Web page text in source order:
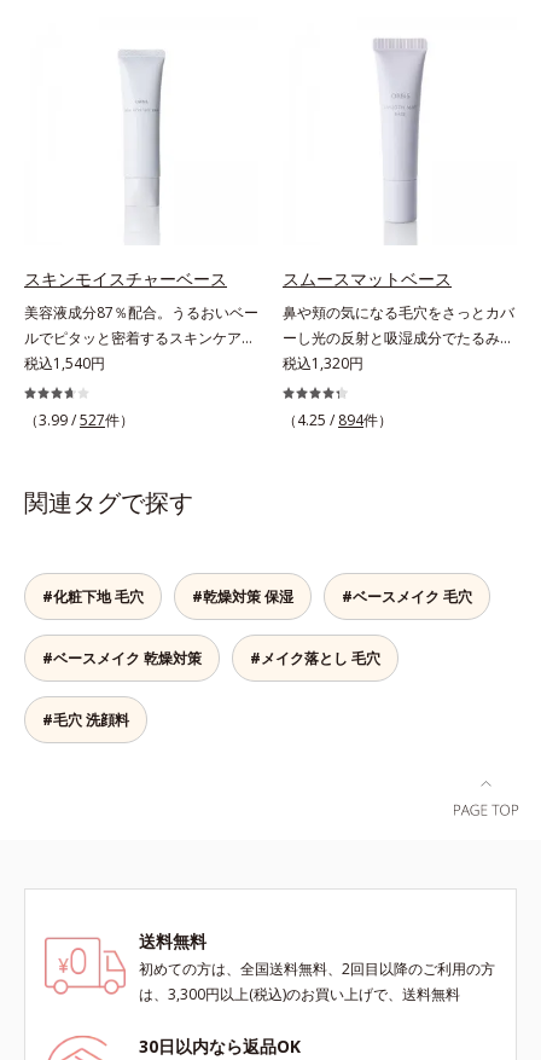
W*4 2022年5月 Mintel社データベ
ース及び先行技術調査による当社調
べ*5 オトギリソウエキス配合＝肌
酸、ユズセラミド、スフィンゴ糖脂
質*2 角層内*3 うるおいによりキメ
を整えて毛穴を目立たなくする*4
洗浄による汚れの除去*5 すべての
おきないというわけではありませ
て、血色のよいイキイキとした印象
の「赤」を肌にプラス。毛穴のデコ
ボコやザラつき、肌色のムラを光で
象をランクアップさせます。日本人
ます。ベタつくのに乾燥する男性の
肌に、うるおいを与えつつ皮脂分泌
をコントロールするスキンケア成分
を配合。夕方までベタつき＆乾燥知
らずの、清潔感のある肌が続きま
す。さらにSPF20・PA++の紫外線カ
ット効果で、日常シーンの紫外線を
カット。洗顔料で簡単に落とすこと
です。【ご使用方法】スキンケアの
後、適量（パール1～2粒大程度）を
ばします。
レンジング。人が本能的にここちよ
さを感じる“秒速5cm”の動きに着目
し、顔全体にやさしく円を描くよう
になじませると、自然とその動きに
導くこだわりのテクスチャーを採用
なテクスチャーがとろけるように肌
見極めて落とす「セレクトクレンジ
ング成分(*2)」、うるおいが逃げ出
しにくいネットを形成して肌を守る
「セラミドネットワーク成分
(*3)」、植物由来の保湿成分「ブレ
ンドハーブ成分(*4)」を配合。汚れ
ります。*1 こわばった肌にうるお
いを与え、やわらかくすること。そ
のここちよさを感じること*2 シク
ロペンタシロキサン、ジフェニルシ
ダー花水*5 メイク汚れ・乾燥
スキンモイスチャーベース
美容液成分87％配合。うるおいベー
ルでピタッと密着するスキンケア発
想のメイク下地。化粧ノリ＆もち
UP！ファンデーションの仕上がり
を格上げする、スキンケア発想の化
一に密着”させることで、仕上がり
の美しさと化粧もちが格段にUP。
液成分を87％配合。大気汚染物質バ
リア成分(*)もプラスして、乾燥やダ
メージから肌を守ります。くすみが
ちな大人の肌を、血色感のある肌に
補整する、ピンクベージュカラーで
す。※オルビスのすべてのファンデ
ーションの下地としてご使用いただ
税込1,540円
（3.99 /527件）
スムースマットベース
鼻や頬の気になる毛穴をさっとカバ
ーし光の反射と吸湿成分でたるみ毛
穴もふんわり一掃。肌になじむクリ
ーム状の部分用化粧下地。小鼻や頬
の気になる毛穴にさっと塗るだけ
もふんわり一掃。するんとハリ感の
ある肌に整えます。絶妙ベージュ色
で、黒ずみもカバー。肌をキュッと
ひきしめる植物性ひきしめ成分配合
ョンのノリが格段にアップします。
税込1,320円
（4.25 / 894件）
関連タグで探す
#化粧下地 毛穴 #乾燥対策 保湿 #ベースメイク 毛穴
#ベースメイク 乾燥対策 #メイク落とし 毛穴
#毛穴 洗顔料
送料無料
初めての方は、全国送料無料、2回目以降のご利用の方
は、3,300円以上(税込)のお買い上げで、送料無料
30日以内なら返品OK